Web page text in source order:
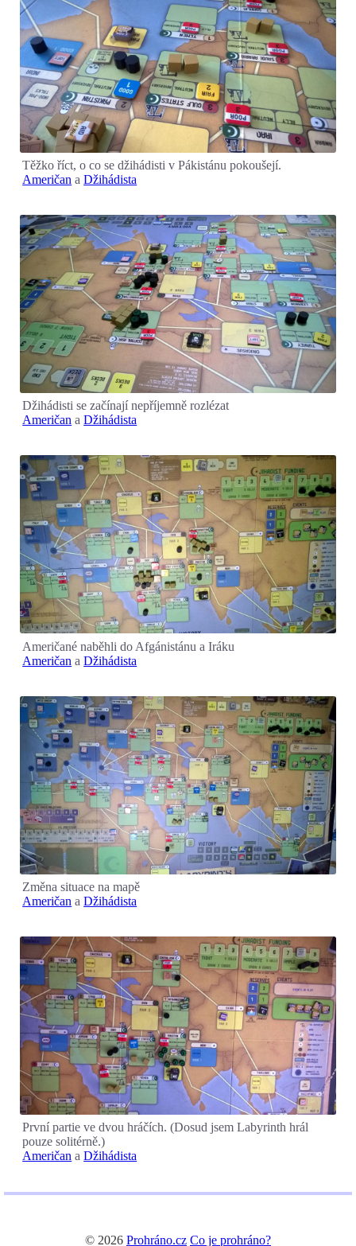
Těžko říct, o co se džihádisti v Pákistánu pokoušejí.
Američan aDžihádista
Džihádisti se začínají nepříjemně rozlézat
Američan aDžihádista
Američané naběhli do Afgánistánu a Iráku
Američan aDžihádista
Změna situace na mapě
Američan aDžihádista
První partie ve dvou hráčích. (Dosud jsem Labyrinth hrál
pouze solitérně.)
Američan aDžihádista
© 2026 Prohráno.cz Co je prohráno?